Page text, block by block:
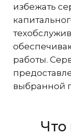
избежать
работы.
выбранной
Что